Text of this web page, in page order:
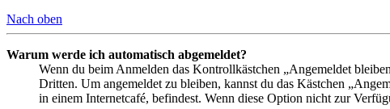
Nach oben
Warum werde ich automatisch abgemeldet?
Wenn du beim Anmelden das Kontrollkästchen „Angemeldet
Dritten. Um angemeldet zu bleiben, kannst du das Kästchen
in einem Internetcafé, befindest. Wenn diese Option nicht zur